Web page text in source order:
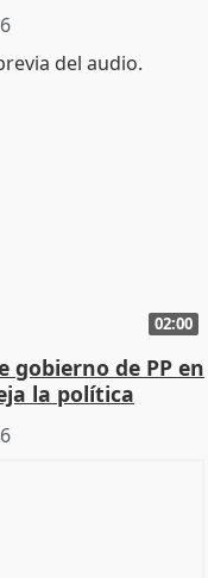
02:00
gobierno de PP en
la política